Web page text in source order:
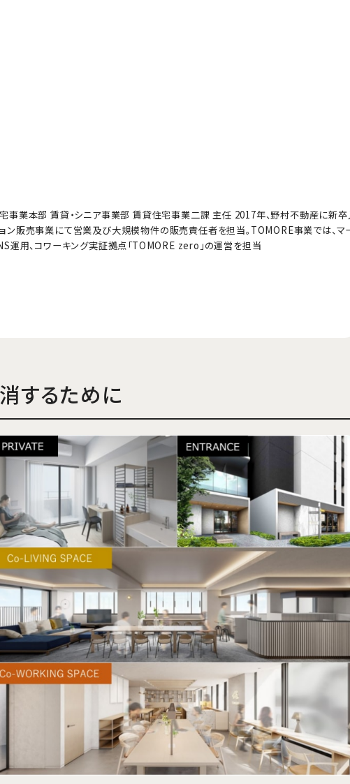
事業本部 賃貸・シニア事業部 賃貸住宅事業二課 主任 2017年、野村不動産に新
ン販売事業にて営業及び大規模物件の販売責任者を担当。TOMORE事業では、マ
運用、コワーキング実証拠点「TOMORE zero」の運営を担当
するために